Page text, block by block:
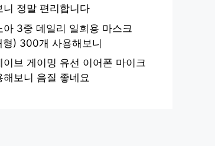
니 정말 편리합니다
아 3중 데일리 일회용 마스크
형) 300개 사용해보니
이브 게이밍 유선 이어폰 마이크
해보니 음질 좋네요